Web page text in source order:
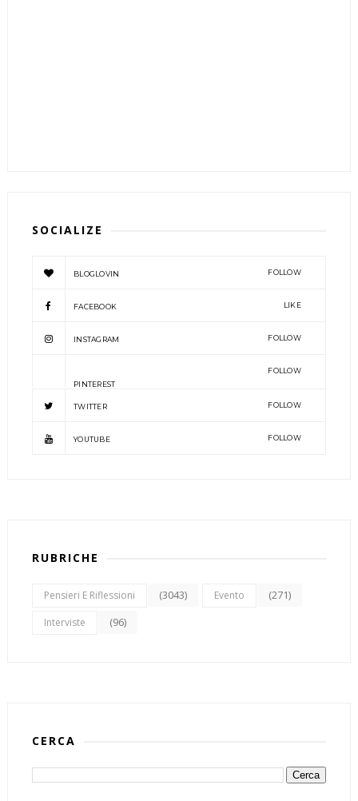
SOCIALIZE
BLOGLOVIN FOLLOW
FACEBOOK LIKE
INSTAGRAM FOLLOW
PINTEREST
FOLLOW
TWITTER FOLLOW
YOUTUBE FOLLOW
RUBRICHE
Pensieri E Riflessioni (3043) Evento (271)
Interviste (96)
CERCA